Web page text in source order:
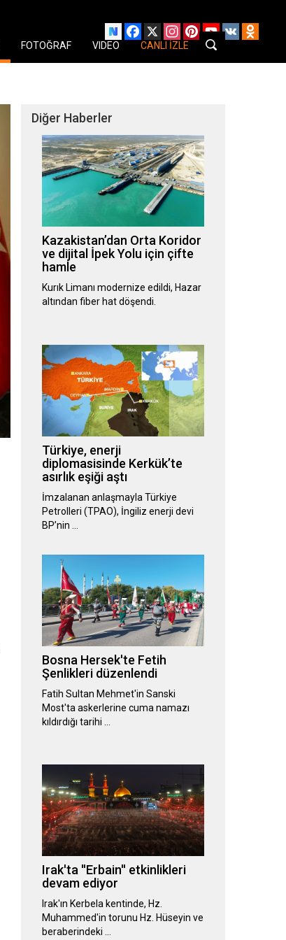
Facebook
X Instagram
PinterestYouTube
VK
FOTOĞRAF VIDEO CANLI İZLE
Diğer Haberler
Kazakistan’dan Orta Koridor
ve dijital İpek Yolu için çifte
hamle
Kurık Limanı modernize edildi, Hazar
altından fiber hat döşendi.
Türkiye, enerji
diplomasisinde Kerkük’te
asırlık eşiği aştı
İmzalanan anlaşmayla Türkiye
Petrolleri (TPAO), İngiliz enerji devi
BP’nin …
Bosna Hersek'te Fetih
Şenlikleri düzenlendi
Fatih Sultan Mehmet'in Sanski
Most'ta askerlerine cuma namazı
kıldırdığı tarihi …
Irak'ta ''Erbain'' etkinlikleri
devam ediyor
Irak'ın Kerbela kentinde, Hz.
Muhammed'in torunu Hz. Hüseyin ve
beraberindeki …